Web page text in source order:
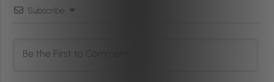
Subscribe